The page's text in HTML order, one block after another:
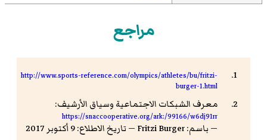
مراجع
http://www.sports-reference.com/olympics/athletes/bu/fritzi-
burger-1.html
معرف الشبكات الاجتماعية وسياق الأرشيف:
https://snaccooperative.org/ark:/99166/w6dj91rr
— باسم: Fritzi Burger — تاريخ الاطلاع: 9 أكتوبر 2017